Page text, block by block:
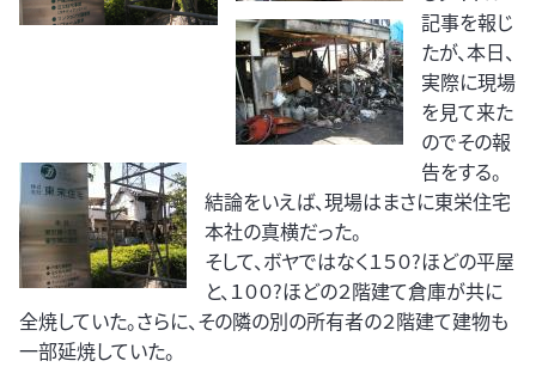
記事を報じ
たが、本日、
実際に現場
を見て来た
のでその報
告をする。
結論をいえば、現場はまさに東栄住宅
本社の真横だった。
そして、ボヤではなく１５０?ほどの平屋
と、１００?ほどの２階建て倉庫が共に
全焼していた。さらに、その隣の別の所有者の２階建て建物も
一部延焼していた。